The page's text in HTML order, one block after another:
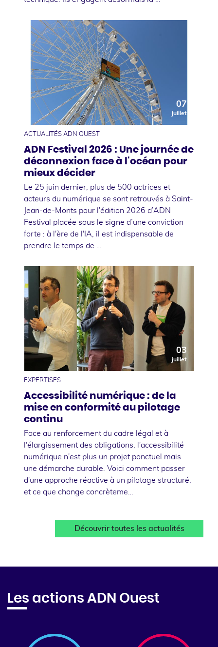
07
juillet
ACTUALITÉS ADN OUEST
ADN Festival 2026 : Une journée de
déconnexion face à l'océan pour
mieux décider
Le 25 juin dernier, plus de 500 actrices et
acteurs du numérique se sont retrouvés à Saint-
Jean-de-Monts pour l'édition 2026 d’ADN
Festival placée sous le signe d’une conviction
forte : à l'ère de l'IA, il est indispensable de
prendre le temps de …
03
juillet
EXPERTISES
Accessibilité numérique : de la
mise en conformité au pilotage
continu
Face au renforcement du cadre légal et à
l'élargissement des obligations, l'accessibilité
numérique n'est plus un projet ponctuel mais
une démarche durable. Voici comment passer
d'une approche réactive à un pilotage structuré,
et ce que change concrèteme…
Découvrir toutes les actualités
Les actions ADN Ouest